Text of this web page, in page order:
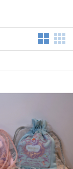
2列表示